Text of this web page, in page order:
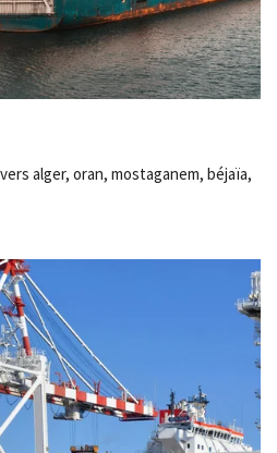
alger, oran, mostaganem, béjaïa,